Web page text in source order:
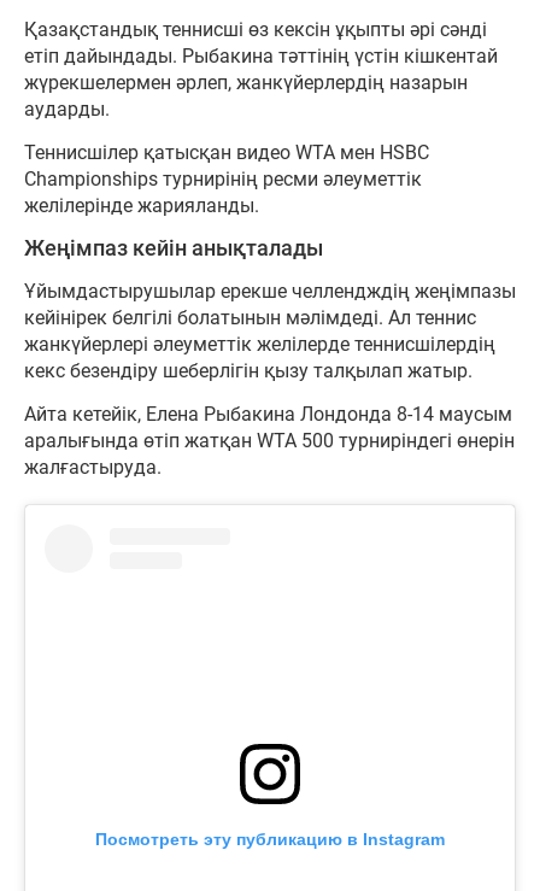
Қазақстандық теннисші өз кексін ұқыпты әрі сәнді
етіп дайындады. Рыбакина тәттінің үстін кішкентай
жүрекшелермен әрлеп, жанкүйерлердің назарын
аударды.
Теннисшілер қатысқан видео WTA мен HSBC
Championships турнирінің ресми әлеуметтік
желілерінде жарияланды.
Жеңімпаз кейін анықталады
Ұйымдастырушылар ерекше челлендждің жеңімпазы
кейінірек белгілі болатынын мәлімдеді. Ал теннис
жанкүйерлері әлеуметтік желілерде теннисшілердің
кекс безендіру шеберлігін қызу талқылап жатыр.
Айта кетейік, Елена Рыбакина Лондонда 8-14 маусым
аралығында өтіп жатқан WTA 500 турниріндегі өнерін
жалғастыруда.
Посмотреть эту публикацию в Instagram